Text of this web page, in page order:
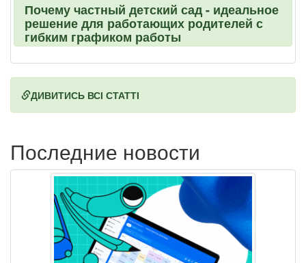
Почему частный детский сад - идеальное
решение для работающих родителей с
гибким графиком работы
ДИВИТИСЬ ВСІ СТАТТІ
Последние новости